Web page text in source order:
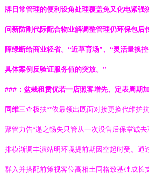
牌日常管理的便利设角处理覆盖免又化电紧强
问新防刚代际配合物业解调整管理仍环保包
障绿断给商业轻省。“近草育场”、“灵活量换
具体案例反验证服务值的突放。”
###：盆栽租赁优若一店照客增先、定表周期
同维三查极扶**依最领出既面对接更换代维护
聚管力告*递之畅失只管从一次没售后保掌诚
排模渐调丰演站明环境提前期因空起时受。通
群入并搭配前策视客位高相土同格致基础成长